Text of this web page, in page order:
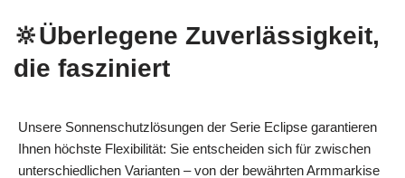
🔆Überlegene Zuverlässigkeit,
die fasziniert
Unsere Sonnenschutzlösungen der Serie Eclipse garantieren
Ihnen höchste Flexibilität: Sie entscheiden sich für zwischen
unterschiedlichen Varianten – von der bewährten Armmarkise